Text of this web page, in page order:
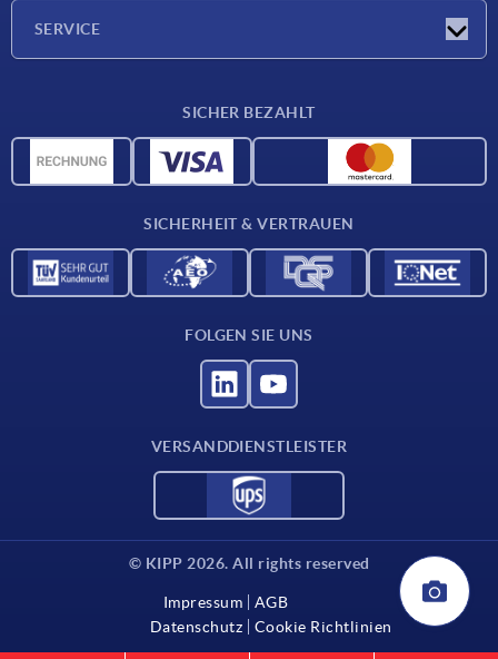
SERVICE
CAD-Daten
SICHER BEZAHLT
SICHERHEIT & VERTRAUEN
FOLGEN SIE UNS
VERSANDDIENSTLEISTER
© KIPP 2026. All rights reserved
Impressum
AGB
Datenschutz
Cookie Richtlinien